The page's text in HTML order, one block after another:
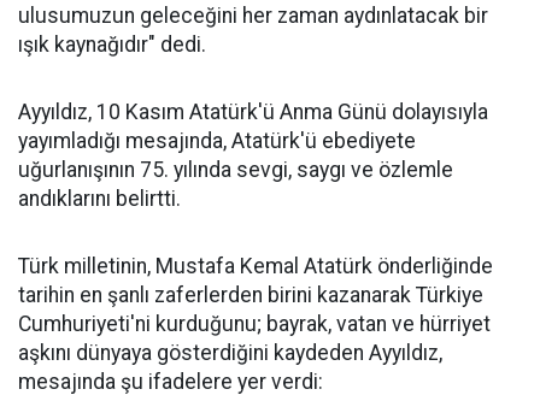
ulusumuzun geleceğini her zaman aydınlatacak bir
ışık kaynağıdır" dedi.
Ayyıldız, 10 Kasım Atatürk'ü Anma Günü dolayısıyla
yayımladığı mesajında, Atatürk'ü ebediyete
uğurlanışının 75. yılında sevgi, saygı ve özlemle
andıklarını belirtti.
Türk milletinin, Mustafa Kemal Atatürk önderliğinde
tarihin en şanlı zaferlerden birini kazanarak Türkiye
Cumhuriyeti'ni kurduğunu; bayrak, vatan ve hürriyet
aşkını dünyaya gösterdiğini kaydeden Ayyıldız,
mesajında şu ifadelere yer verdi: